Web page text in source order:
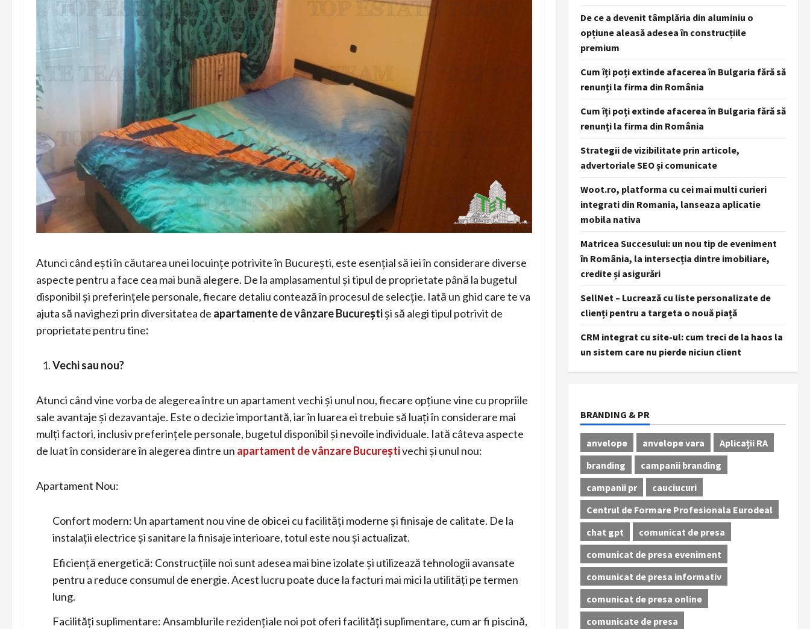
Atunci când ești în căutarea unei locuințe potrivite în București, este esențial să iei în considerare diverse
aspecte pentru a face cea mai bună alegere. De la amplasamentul și tipul de proprietate până la bugetul
disponibil și preferințele personale, fiecare detaliu contează în procesul de selecție. Iată un ghid care te va
ajuta să navighezi prin diversitatea de apartamente de vânzare Bucureștiși să alegi tipul potrivit de
proprietate pentru tine:
Vechi sau nou?
Atunci când vine vorba de alegerea între un apartament vechi și unul nou, fiecare opțiune vine cu propriile
sale avantaje și dezavantaje. Este o decizie importantă, iar în luarea ei trebuie să luați în considerare mai
mulți factori, inclusiv preferințele personale, bugetul disponibil și nevoile individuale. Iată câteva aspecte
de luat în considerare în alegerea dintre un apartament de vânzare Bucureștivechi și unul nou:
Apartament Nou:
Confort modern: Un apartament nou vine de obicei cu facilități moderne și finisaje de calitate. De la
instalații electrice și sanitare la finisaje interioare, totul este nou și actualizat.
Eficiență energetică: Construcțiile noi sunt adesea mai bine izolate și utilizează tehnologii avansate
pentru a reduce consumul de energie. Acest lucru poate duce la facturi mai mici la utilități pe termen
lung.
Facilități suplimentare: Ansamblurile rezidențiale noi pot oferi facilități suplimentare, cum ar fi piscină,
De ce a devenit tâmplăria din aluminiu o
opțiune aleasă adesea în construcțiile
premium
Cum îți poți extinde afacerea în Bulgaria fără să
renunți la firma din România
Cum îți poți extinde afacerea în Bulgaria fără să
renunți la firma din România
Strategii de vizibilitate prin articole,
advertoriale SEO și comunicate
Woot.ro, platforma cu cei mai multi curieri
integrati din Romania, lanseaza aplicatie
mobila nativa
Matricea Succesului: un nou tip de eveniment
în România, la intersecția dintre imobiliare,
credite și asigurări
SellNet – Lucrează cu liste personalizate de
clienți pentru a targeta o nouă piață
CRM integrat cu site-ul: cum treci de la haos la
un sistem care nu pierde niciun client
BRANDING & PR
anvelope anvelope vara
Aplicații RA
branding
campanii branding
campanii pr
cauciucuri
Centrul de Formare Profesionala Eurodeal
chat gpt
comunicat de presa
comunicat de presa eveniment
comunicat de presa informativ
comunicat de presa online
comunicate de presa